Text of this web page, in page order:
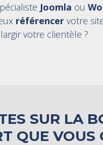
Joomla ou
référencer votre
votre clientèle ?
SUR LA
QUE VOUS